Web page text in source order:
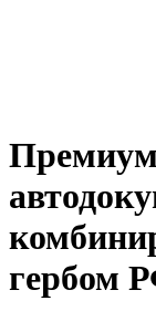
гербом